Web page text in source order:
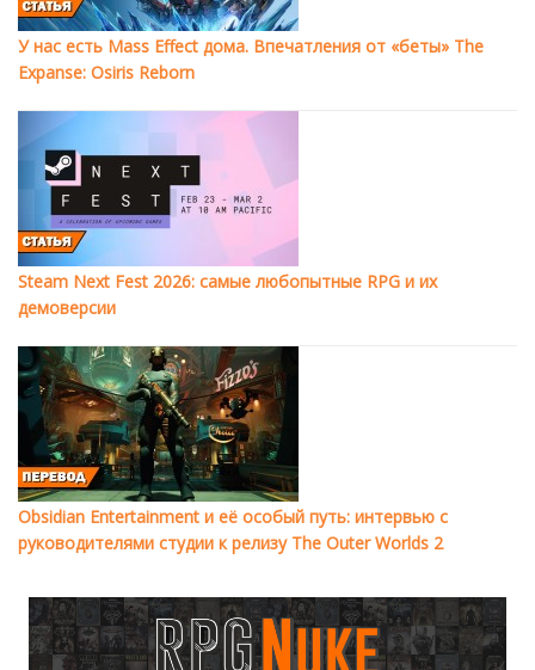
У нас есть Mass Effect дома. Впечатления от «беты» The
Expanse: Osiris Reborn
Steam Next Fest 2026: самые любопытные RPG и их
демоверсии
Obsidian Entertainment и её особый путь: интервью с
руководителями студии к релизу The Outer Worlds 2